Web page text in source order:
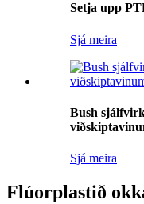
Setja upp
Sjá meira
Bush
Sjá meira
Flúorplastið